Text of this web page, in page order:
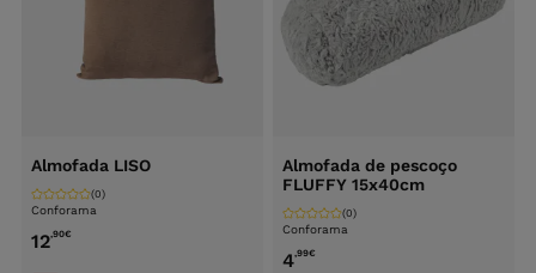
Almofada LISO
Conforama
(0)
12,90€
Almofada de pescoço
FLUFFY 15x40cm
Conforama
(0)
4,99€